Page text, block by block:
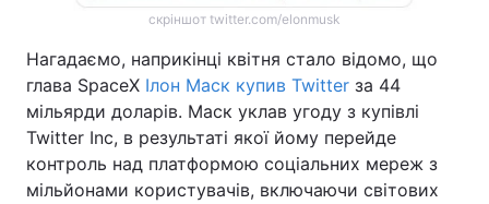
скріншот twitter.com/elonmusk
Нагадаємо, наприкінці квітня стало відомо, що
глава SpaceX Ілон Маск купив Twitter за 44
мільярди доларів. Маск уклав угоду з купівлі
Twitter Іnс, в результаті якої йому перейде
контроль над платформою соціальних мереж з
мільйонами користувачів, включаючи світових